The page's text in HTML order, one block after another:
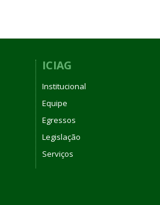
ICIAG
Institucional
Equipe
Egressos
Legislação
Serviços